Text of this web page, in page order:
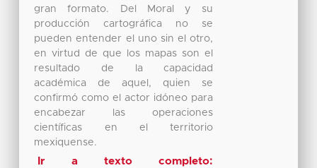
gran formato. Del Moral y su
producción cartográfica no se
pueden entender el uno sin el otro,
en virtud de que los mapas son el
resultado de la capacidad
académica de aquel, quien se
confirmó como el actor idóneo para
encabezar las operaciones
científicas en el territorio
mexiquense.
Ir a texto completo: